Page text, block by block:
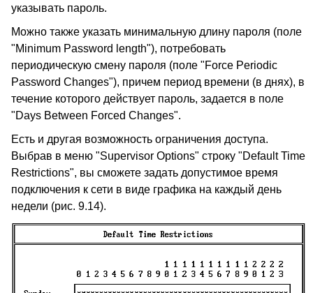
указывать пароль.
Можно также указать минимальную длину пароля (поле
"Minimum Password length"), потребовать
периодическую смену пароля (поле "Force Periodic
Password Changes"), причем период времени (в днях), в
течение которого действует пароль, задается в поле
"Days Between Forced Changes".
Есть и другая возможность ограничения доступа.
Выбрав в меню "Supervisor Options" строку "Default Time
Restrictions", вы сможете задать допустимое время
подключения к сети в виде графика на каждый день
недели (рис. 9.14).